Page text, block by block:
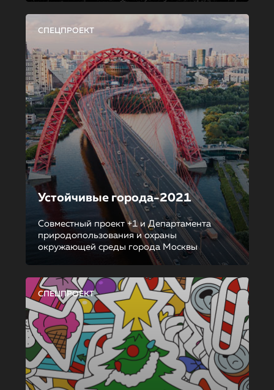
СПЕЦПРОЕКТ
Устойчивые города-2021
Совместный проект +1 и Департамента
природопользования и охраны
окружающей среды города Москвы
СПЕЦПРОЕКТ